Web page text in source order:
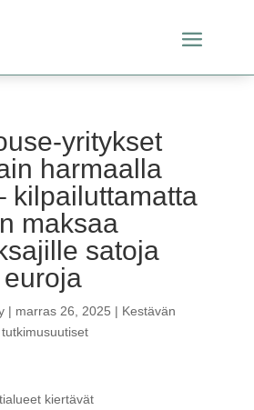
yritykset
harmaalla
kilpailuttamatta
maksaa
satoja
| marras 26, 2025 | Kestävän
kiertävät